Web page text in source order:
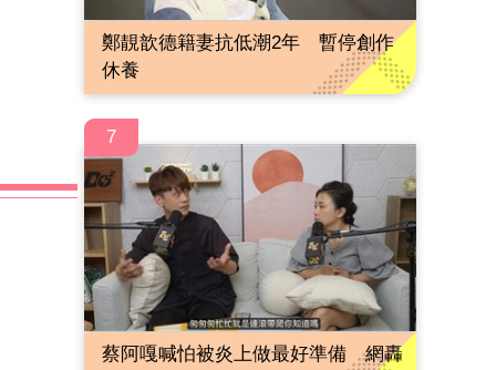
鄭靚歆德籍妻抗低潮2年 暫停創作
休養
7
蔡阿嘎喊怕被炎上做最好準備 網轟